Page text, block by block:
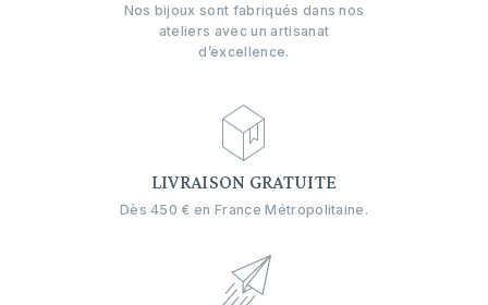
Nos bijoux sont fabriqués dans nos
ateliers avec un artisanat
d’excellence.
LIVRAISON GRATUITE
Dès 450 € en France Métropolitaine.